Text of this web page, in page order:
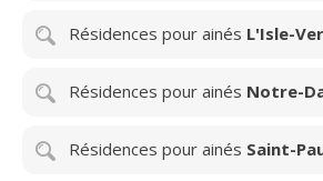
Résidences pour ainés L'Isle-
Résidences pour ainés Notre-
Résidences pour ainés Saint-